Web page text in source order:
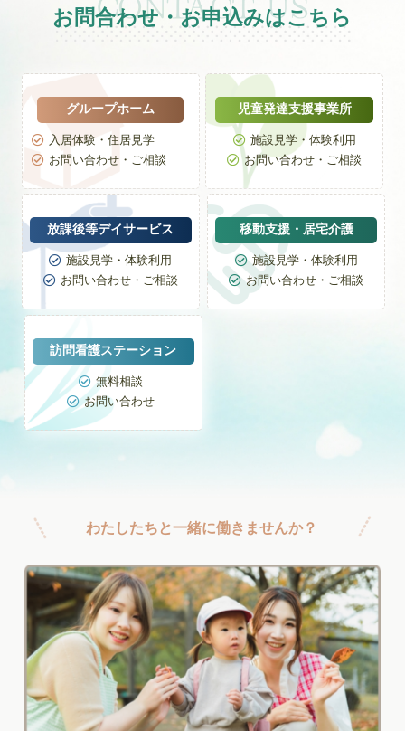
お問合わせ・お申込みはこちら
グループホーム
 入居体験・住居見学
 お問い合わせ・ご相談
児童発達支援事業所
 施設見学・体験利用
 お問い合わせ・ご相談
放課後等デイサービス
 施設見学・体験利用
 お問い合わせ・ご相談
移動支援・居宅介護
 施設見学・体験利用
 お問い合わせ・ご相談
訪問看護ステーション
 無料相談
 お問い合わせ
わたしたちと一緒に働きませんか？